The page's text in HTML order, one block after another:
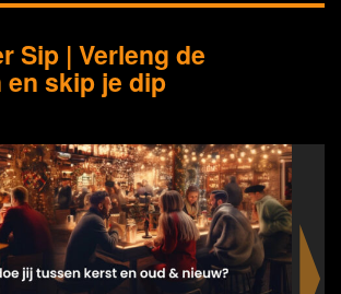
Sip | Verleng de
skip je dip